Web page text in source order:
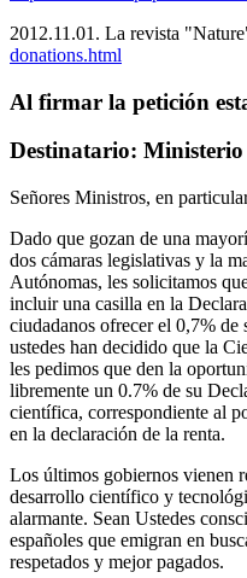
2012.11.01. La revista
donations.html
Al firmar la petición
Destinatario: Ministerio
Señores Ministros, en
Dado que gozan de una
dos cámaras legislativas y la
Autónomas, les solicitamos
incluir una casilla en la
ciudadanos ofrecer el 0,7%
ustedes han decidido que la
les pedimos que den la
libremente un 0.7% de su
científica, correspondiente al
en la declaración de la renta.
Los últimos gobiernos vienen
desarrollo científico y
alarmante. Sean Ustedes
españoles que emigran en
respetados y mejor pagados.